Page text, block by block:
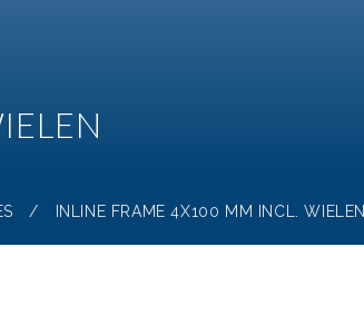
/ INLINE FRAME 4X100 MM INCL. WIELEN